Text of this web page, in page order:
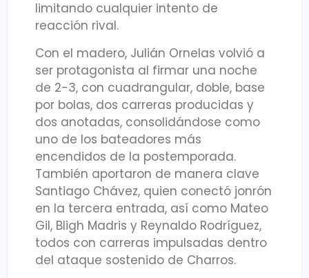
limitando cualquier intento de
reacción rival.
Con el madero, Julián Ornelas volvió a
ser protagonista al firmar una noche
de 2-3, con cuadrangular, doble, base
por bolas, dos carreras producidas y
dos anotadas, consolidándose como
uno de los bateadores más
encendidos de la postemporada.
También aportaron de manera clave
Santiago Chávez, quien conectó jonrón
en la tercera entrada, así como Mateo
Gil, Bligh Madris y Reynaldo Rodríguez,
todos con carreras impulsadas dentro
del ataque sostenido de Charros.